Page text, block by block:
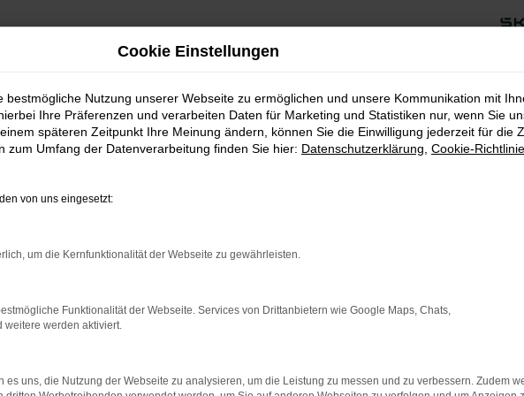
Reifenmonteur
Cookie Einstellungen
bestmögliche Nutzung unserer Webseite zu ermöglichen und unsere Kommunikation mit
Ihre Präferenzen und verarbeiten Daten für Marketing und Statistiken nur, wenn Sie
späteren Zeitpunkt Ihre Meinung ändern, können Sie die Einwilligung jederzeit für die
zum Umfang der Datenverarbeitung finden Sie hier: Datenschutzerklärung Cookie-Richtlinie
von uns eingesetzt:
um die Kernfunktionalität der Webseite zu gewährleisten.
Funktionalität der Webseite. Services von Drittanbietern wie Google Maps, Chats,
weitere werden aktiviert.
es uns, die Nutzung der Webseite zu analysieren, um die Leistung zu messen und zu verbessern. Zudem